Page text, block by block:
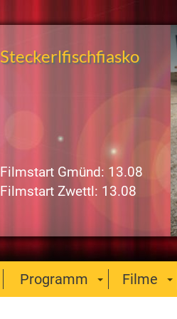
Steckerlfischfiasko
Filmstart Gmünd: 13.08
Filmstart Zwettl: 13.08
Programm Filme